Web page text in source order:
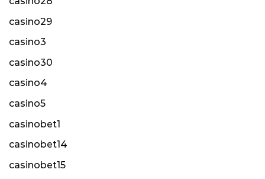
casino29
casino3
casino30
casino4
casino5
casinobet1
casinobet14
casinobet15